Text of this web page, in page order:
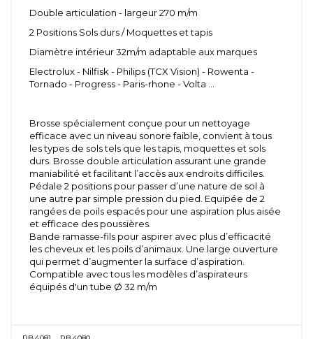
Double articulation - largeur 270 m/m
2 Positions Sols durs / Moquettes et tapis
Diamètre intérieur 32m/m adaptable aux marques
Electrolux - Nilfisk - Philips (TCX Vision) - Rowenta -
Tornado - Progress - Paris-rhone - Volta ...
Brosse spécialement conçue pour un nettoyage
efficace avec un niveau sonore faible, convient à tous
les types de sols tels que les tapis, moquettes et sols
durs. Brosse double articulation assurant une grande
maniabilité et facilitant l’accès aux endroits difficiles.
Pédale 2 positions pour passer d’une nature de sol à
une autre par simple pression du pied. Equipée de 2
rangées de poils espacés pour une aspiration plus aisée
et efficace des poussières.
Bande ramasse-fils pour aspirer avec plus d’efficacité
les cheveux et les poils d’animaux. Une large ouverture
qui permet d’augmenter la surface d’aspiration.
Compatible avec tous les modèles d’aspirateurs
équipés d'un tube Ø 32 m/m